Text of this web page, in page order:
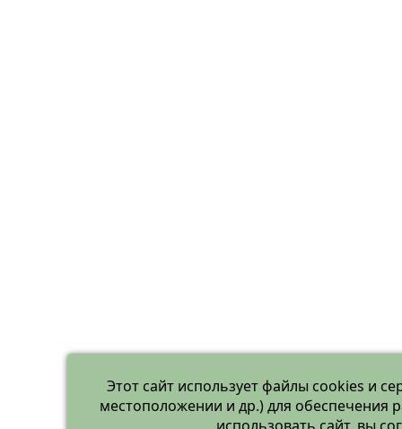
Этот сайт использует файлы cookies и
местоположении и др.) для обеспечения